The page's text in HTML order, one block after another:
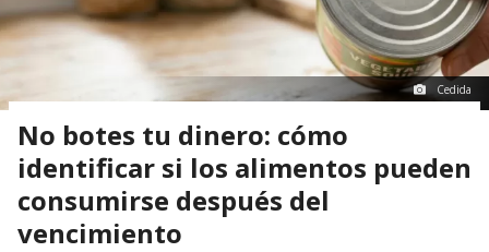
Cedida
No botes tu dinero: cómo
identificar si los alimentos pueden
consumirse después del
vencimiento